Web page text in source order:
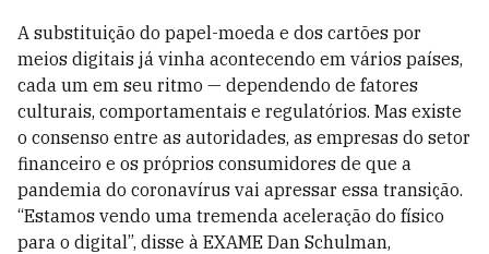
A substituição do papel-moeda e dos cartões por
meios digitais já vinha acontecendo em vários países,
cada um em seu ritmo ­— dependendo de fatores
culturais, comportamentais e regulatórios. Mas existe
o consenso entre as autoridades, as empresas do setor
financeiro e os próprios consumidores de que a
pandemia do coronavírus vai apressar essa transição.
“Estamos vendo uma tremenda aceleração do físico
para o digital”, disse à EXAME Dan Schulman,